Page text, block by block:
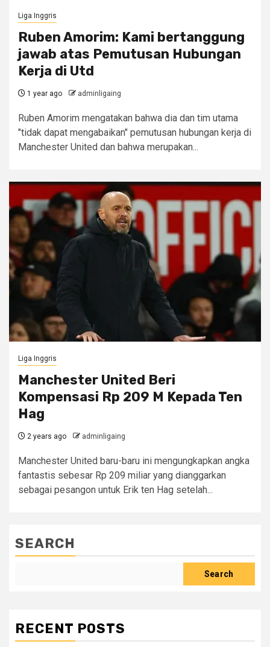
Liga Inggris
Ruben Amorim: Kami bertanggung
jawab atas Pemutusan Hubungan
Kerja di Utd
1 year ago adminligaing
Ruben Amorim mengatakan bahwa dia dan tim utama
"tidak dapat mengabaikan" pemutusan hubungan kerja di
Manchester United dan bahwa merupakan...
Liga Inggris
Manchester United Beri
Kompensasi Rp 209 M Kepada Ten
Hag
2 years ago adminligaing
Manchester United baru-baru ini mengungkapkan angka
fantastis sebesar Rp 209 miliar yang dianggarkan
sebagai pesangon untuk Erik ten Hag setelah...
SEARCH
Search
RECENT POSTS